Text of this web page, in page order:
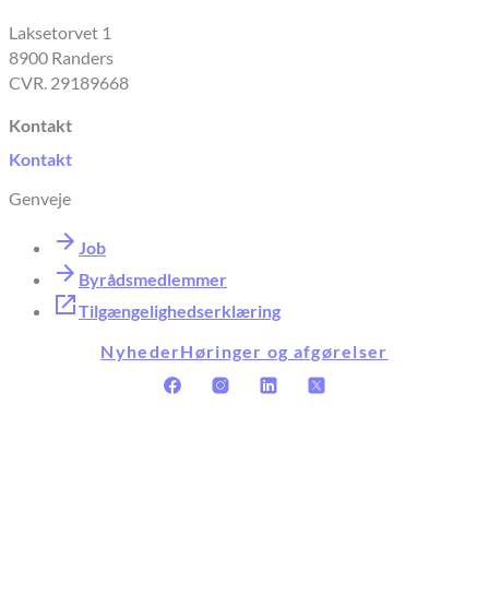
Laksetorvet 1
8900 Randers
CVR. 29189668
Kontakt
Kontakt
Genveje
Job
Byrådsmedlemmer
Tilgængelighedserklæring
NyhederHøringer og afgørelser